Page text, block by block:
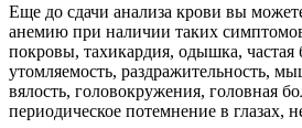
Еще до сдачи анализа крови вы
анемию при наличии таких
покровы, тахикардия, одышка, частая
утомляемость, раздражительность,
вялость, головокружения, головная
периодическое потемнение в глазах,